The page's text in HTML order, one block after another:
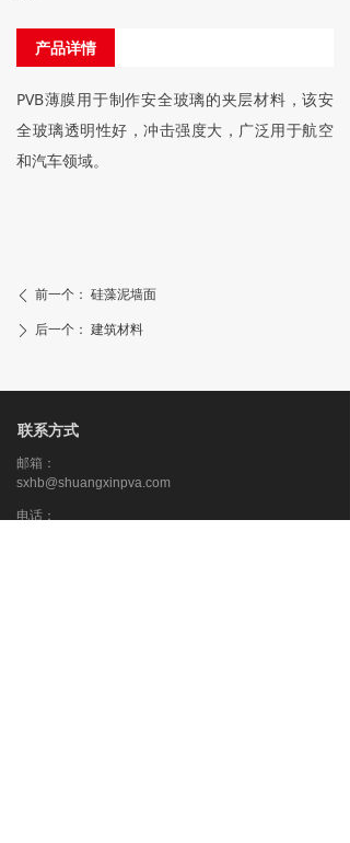
产品详情
PVB薄膜用于制作安全玻璃的夹层材料，该安
全玻璃透明性好，冲击强度大，广泛用于航空
和汽车领域。
ꄴ 前一个： 硅藻泥墙面
ꄲ 后一个： 建筑材料
联系方式
邮箱：
sxhb@shuangxinpva.com
电话：